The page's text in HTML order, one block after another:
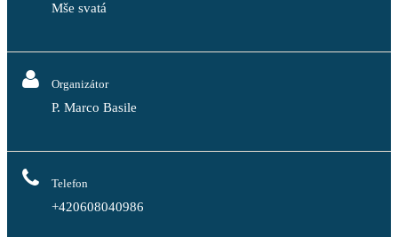
Mše svatá
Organizátor
P. Marco Basile
Telefon
+420608040986